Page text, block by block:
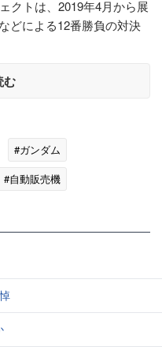
クトは、2019年4月から展
どによる12番勝負の対決
む
#ガンダム
#自動販売機